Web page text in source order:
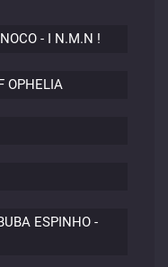
- I N.M.N !
OPHELIA
ESPINHO -